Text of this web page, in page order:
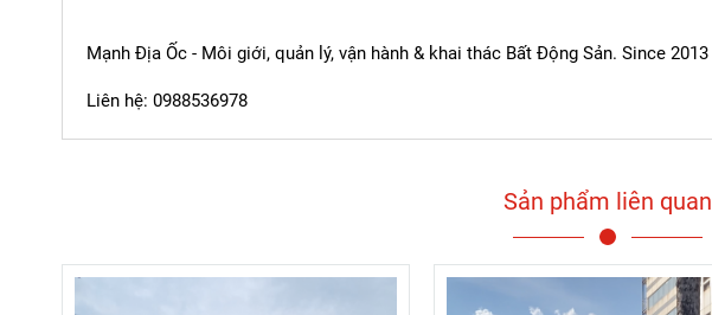
Mạnh Địa Ốc - Môi giới, quản lý, vận hành & khai thác Bất Động Sản. Since 2013
Liên hệ: 0988536978
Sản phẩm liên quan